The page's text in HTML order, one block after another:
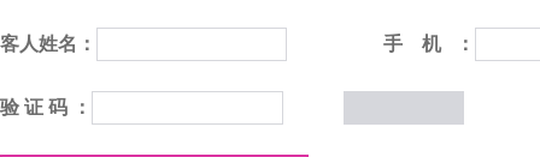
客人姓名： 手 机 ：
验 证 码 ：